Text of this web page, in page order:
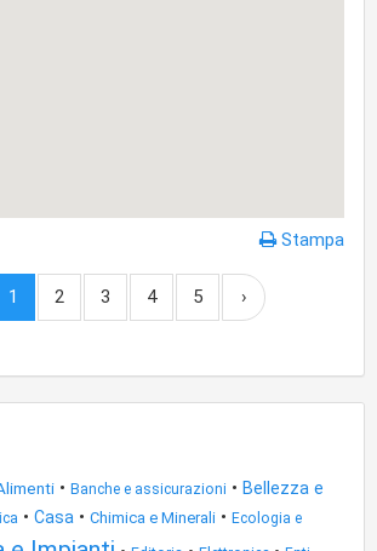
Stampa
1 2 3 4 5 ›
• Banche e assicurazioni • Bellezza e
• Casa • Chimica e Minerali • Ecologia e